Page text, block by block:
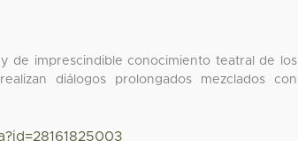
de imprescindible conocimiento teatral de los
diálogos prolongados mezclados con